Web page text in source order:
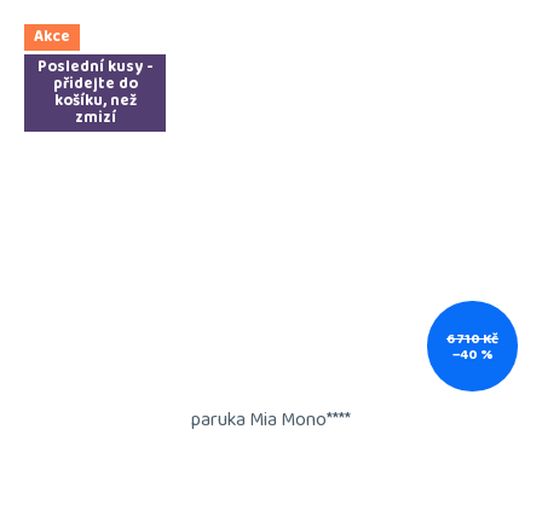
Akce
Poslední kusy -
přidejte do
košíku, než
zmizí
6 710 Kč
–40 %
paruka Mia Mono****